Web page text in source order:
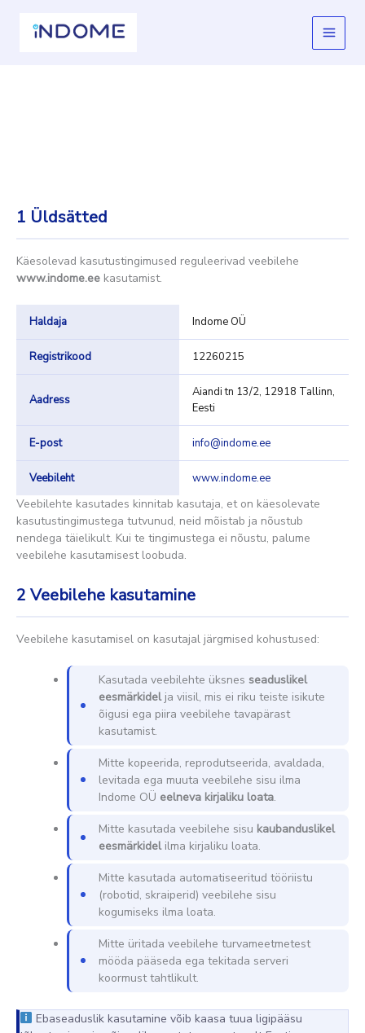
content
1 Üldsätted
Käesolevad kasutustingimused reguleerivad veebilehe
www.indome.ee kasutamist.
Haldaja Indome OÜ
Registrikood 12260215
Aadress
Aiandi tn 13/2, 12918 Tallinn,
Eesti
E-post info@indome.ee
Veebileht www.indome.ee
Veebilehte kasutades kinnitab kasutaja, et on käesolevate
kasutustingimustega tutvunud, neid mõistab ja nõustub
nendega täielikult. Kui te tingimustega ei nõustu, palume
veebilehe kasutamisest loobuda.
2 Veebilehe kasutamine
Veebilehe kasutamisel on kasutajal järgmised kohustused:
Kasutada veebilehte üksnes seaduslikel
eesmärkidelja viisil, mis ei riku teiste isikute
õigusi ega piira veebilehe tavapärast
kasutamist.
Mitte kopeerida, reprodutseerida, avaldada,
levitada ega muuta veebilehe sisu ilma
Indome OÜ eelneva kirjaliku loata.
Mitte kasutada veebilehe sisu kaubanduslikel
eesmärkidelilma kirjaliku loata.
Mitte kasutada automatiseeritud tööriistu
(robotid, skraiperid) veebilehe sisu
kogumiseks ilma loata.
Mitte üritada veebilehe turvameetmetest
mööda pääseda ega tekitada serveri
koormust tahtlikult.
Ebaseaduslik kasutamine võib kaasa tuua ligipääsu